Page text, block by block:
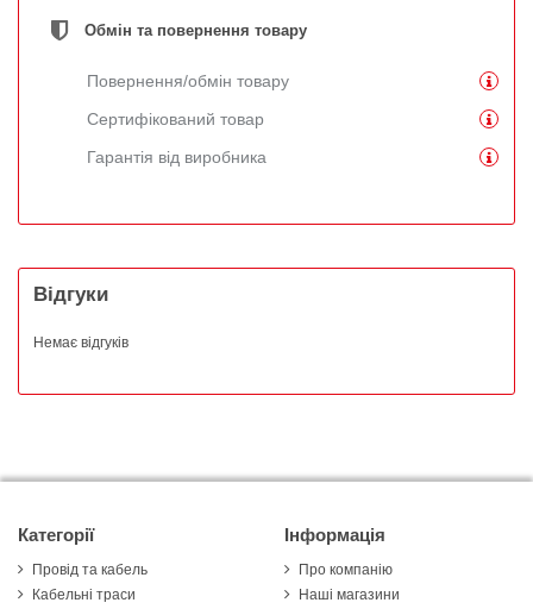
Обмін та повернення товару
Повернення/обмін товару
Сертифікований товар
Гарантія від виробника
Відгуки
Немає відгуків
Категорії
Провід та кабель
Кабельні траси
Інформація
Про компанію
Наші магазини